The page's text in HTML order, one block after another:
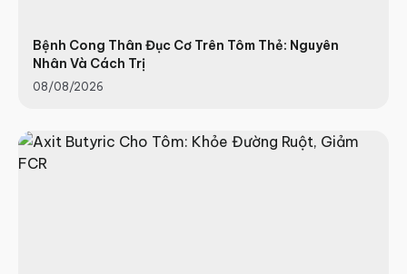
Bệnh Cong Thân Đục Cơ Trên Tôm Thẻ: Nguyên
Nhân Và Cách Trị
08/08/2026